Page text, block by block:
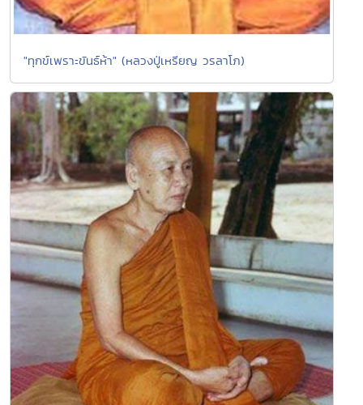
"ทุกข์เพราะขันธ์ห้า" (หลวงปู่เหรียญ วรลาโภ)